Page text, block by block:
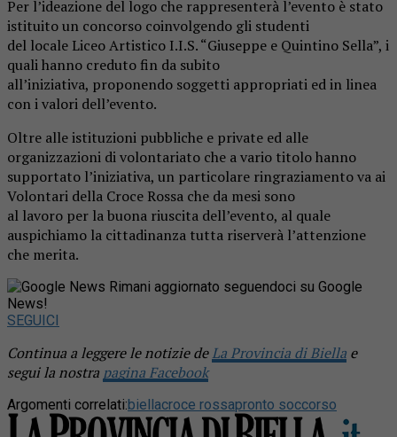
Per l’ideazione del logo che rappresenterà l’evento è stato
istituito un concorso coinvolgendo gli studenti
del locale Liceo Artistico I.I.S. “Giuseppe e Quintino Sella”, i
quali hanno creduto fin da subito
all’iniziativa, proponendo soggetti appropriati ed in linea
con i valori dell’evento.
Oltre alle istituzioni pubbliche e private ed alle
organizzazioni di volontariato che a vario titolo hanno
supportato l’iniziativa, un particolare ringraziamento va ai
Volontari della Croce Rossa che da mesi sono
al lavoro per la buona riuscita dell’evento, al quale
auspichiamo la cittadinanza tutta riserverà l’attenzione
che merita.
Rimani aggiornato seguendoci su Google
News!
SEGUICI
Continua a leggere le notizie deLa Provincia di Biella e
segui la nostra pagina Facebook
Argomenti correlati:biellacroce rossapronto soccorso